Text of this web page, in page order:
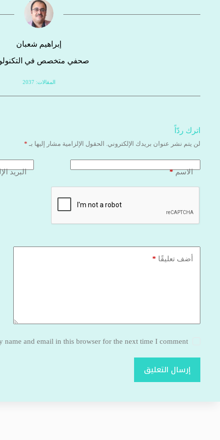
إبراهيم شعبان
صحفي متخصص في
المقالات: 2037
اترك ردّاً
لن يتم نشر عنوان بريدك الإلكتروني. الحقول الإلزامية مشار إليها بـ *
الاسم* البريد
أضف تعليقًا *
name and email in this browser for the next time I comment.
إرسال التعليق